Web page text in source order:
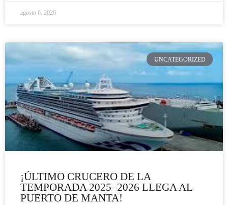
agosto 6, 2026
UNCATEGORIZED
¡ÚLTIMO CRUCERO DE LA
TEMPORADA 2025–2026 LLEGA AL
PUERTO DE MANTA!